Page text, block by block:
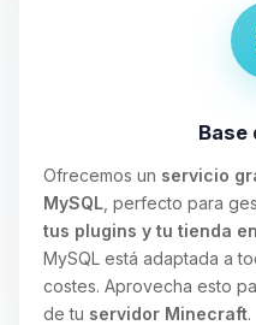
Base
Ofrecemos un servicio
MySQL , perfecto para
tus plugins y tu tienda
MySQL está adaptada a
costes. Aprovecha esto
de tu servidor Minecraft.